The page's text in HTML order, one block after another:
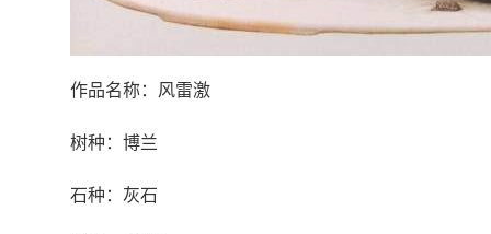
作品名称：风雷激
树种：博兰
石种：灰石